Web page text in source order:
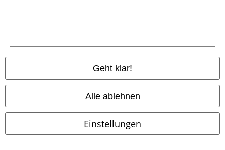
Geht klar!
Alle ablehnen
Einstellungen
Nachnahme
Versender